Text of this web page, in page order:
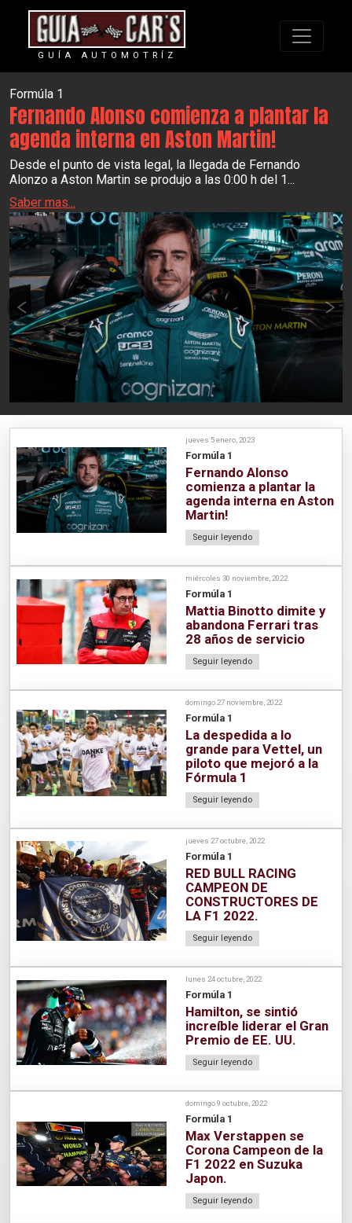
GUÍA AUTOMOTRÍZ
Formúla 1
Fernando Alonso comienza a plantar la
agenda interna en Aston Martin!
Desde el punto de vista legal, la llegada de Fernando
Alonzo a Aston Martin se produjo a las 0:00 h del 1...
Saber mas...
jueves 5 enero, 2023
Formúla 1
Fernando Alonso
comienza a plantar la
agenda interna en Aston
Martin!
Seguir leyendo
miércoles 30 noviembre, 2022
Formúla 1
Mattia Binotto dimite y
abandona Ferrari tras
28 años de servicio
Seguir leyendo
domingo 27 noviembre, 2022
Formúla 1
La despedida a lo
grande para Vettel, un
piloto que mejoró a la
Fórmula 1
Seguir leyendo
jueves 27 octubre, 2022
Formúla 1
RED BULL RACING
CAMPEON DE
CONSTRUCTORES DE
LA F1 2022.
Seguir leyendo
lunes 24 octubre, 2022
Formúla 1
Hamilton, se sintió
increíble liderar el Gran
Premio de EE. UU.
Seguir leyendo
domingo 9 octubre, 2022
Formúla 1
Max Verstappen se
Corona Campeon de la
F1 2022 en Suzuka
Japon.
Seguir leyendo